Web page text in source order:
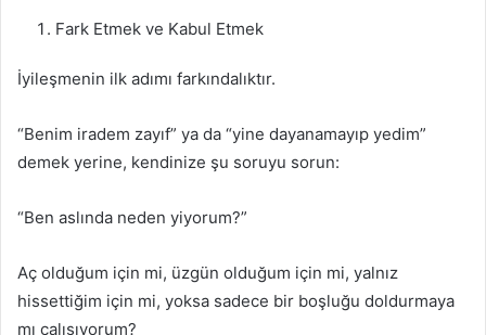
Fark Etmek ve Kabul Etmek
İyileşmenin ilk adımı farkındalıktır.
“Benim iradem zayıf” ya da “yine dayanamayıp yedim”
demek yerine, kendinize şu soruyu sorun:
“Ben aslında neden yiyorum?”
Aç olduğum için mi, üzgün olduğum için mi, yalnız
hissettiğim için mi, yoksa sadece bir boşluğu doldurmaya
mı çalışıyorum?